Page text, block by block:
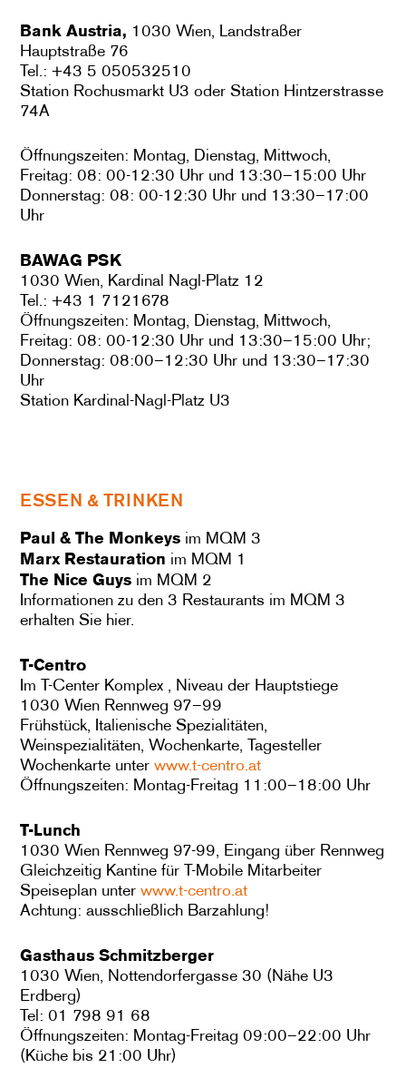
Bank Austria, 1030 Wien, Landstraßer
Hauptstraße 76
Tel.: +43 5 050532510
Station Rochusmarkt U3 oder Station Hintzerstrasse
74A
Öffnungszeiten: Montag, Dienstag, Mittwoch,
Freitag: 08: 00-12:30 Uhr und 13:30–15:00 Uhr
Donnerstag: 08: 00-12:30 Uhr und 13:30–17:00
Uhr
BAWAG PSK
1030 Wien, Kardinal Nagl-Platz 12
Tel.: +43 1 7121678
Öffnungszeiten: Montag, Dienstag, Mittwoch,
Freitag: 08: 00-12:30 Uhr und 13:30–15:00 Uhr;
Donnerstag: 08:00–12:30 Uhr und 13:30–17:30
Uhr
Station Kardinal-Nagl-Platz U3
ESSEN & TRINKEN
Paul & The Monkeys im MQM 3
Marx Restauration im MQM 1
The Nice Guys im MQM 2
Informationen zu den 3 Restaurants im MQM 3
erhalten Sie hier.
T-Centro
Im T-Center Komplex , Niveau der Hauptstiege
1030 Wien Rennweg 97–99
Frühstück, Italienische Spezialitäten,
Weinspezialitäten, Wochenkarte, Tagesteller
Wochenkarte unterwww.t-centro.at
Öffnungszeiten: Montag-Freitag 11:00–18:00 Uhr
T-Lunch
1030 Wien Rennweg 97-99, Eingang über Rennweg
Gleichzeitig Kantine für T-Mobile Mitarbeiter
Speiseplan unterwww.t-centro.at
Achtung: ausschließlich Barzahlung!
Gasthaus Schmitzberger
1030 Wien, Nottendorfergasse 30 (Nähe U3
Erdberg)
Tel: 01 798 91 68
Öffnungszeiten: Montag-Freitag 09:00–22:00 Uhr
(Küche bis 21:00 Uhr)